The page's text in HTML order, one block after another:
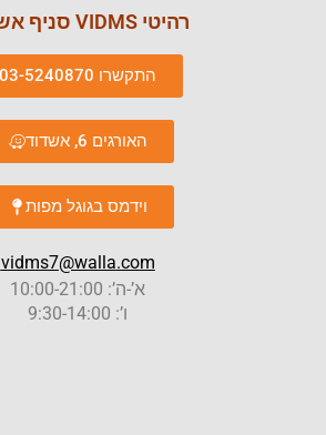
רהיטי VIDMS סניף אשדוד
התקשרו 03-5240870
האורגים 6, אשדוד
וידמס בגוגל מפות
vidms7@walla.com
א’-ה’: 10:00-21:00
ו’: 9:30-14:00